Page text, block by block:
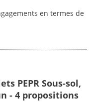
en termes de
PEPR Sous-sol,
- 4 propositions